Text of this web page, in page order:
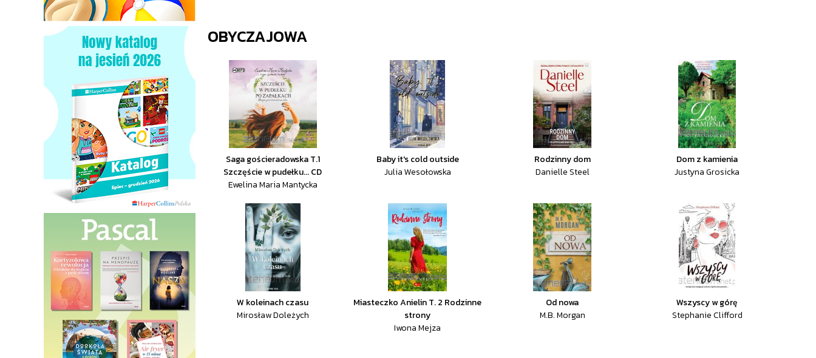
OBYCZAJOWA
Saga gościeradowska T.1
Szczęście w pudełku... CD
Ewelina Maria Mantycka
Baby it's cold outside
Julia Wesołowska
Rodzinny dom
Danielle Steel
Dom z kamienia
Justyna Grosicka
W koleinach czasu
Mirosław Doleżych
Miasteczko Anielin T. 2 Rodzinne
strony
Iwona Mejza
Od nowa
M.B. Morgan
Wszyscy w górę
Stephanie Clifford